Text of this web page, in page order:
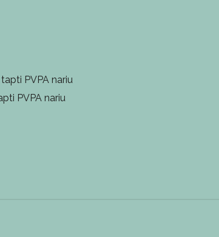
PVPA nariu
PVPA nariu